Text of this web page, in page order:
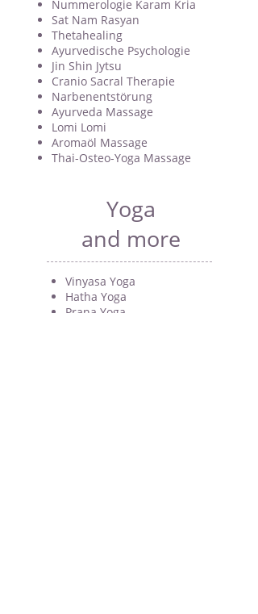
Nummerologie Karam Kria
Sat Nam Rasyan
Thetahealing
Ayurvedische Psychologie
Jin Shin Jytsu
Cranio Sacral Therapie
Narbenentstörung
Ayurveda Massage
Lomi Lomi
Aromaöl Massage
Thai-Osteo-Yoga Massage
Yoga
and more
Vinyasa Yoga
Hatha Yoga
Prana Yoga